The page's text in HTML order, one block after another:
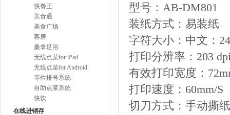
快餐王
美食通
美食广场
客房
桑拿足浴
无线点菜for iPad
无线点菜for Android
等位排号系统
自助点菜系统
快饮
在线进销存
型号： AB-DM801
装纸方式：易装纸
字符大小： 中文 ：24
打印分辨率： 203
有效打印宽度：
打印速度： 60mm/S
切刀方式：手动撕纸